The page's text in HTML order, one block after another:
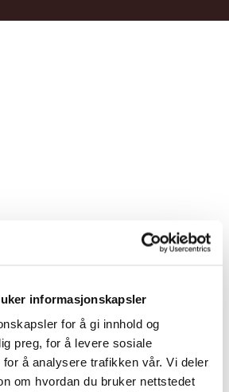
informasjonskapsler
for å gi innhold og
preg, for å levere sosiale
å analysere trafikken vår. Vi deler
om hvordan du bruker nettstedet